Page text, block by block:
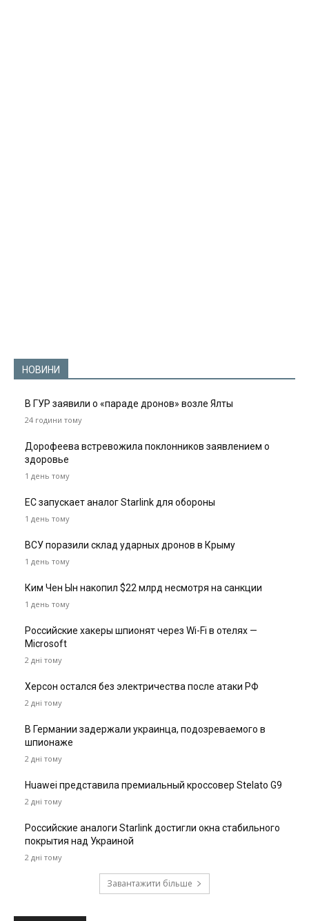
НОВИНИ
В ГУР заявили о «параде дронов» возле Ялты
24 години тому
Дорофеева встревожила поклонников заявлением о
здоровье
1 день тому
ЕС запускает аналог Starlink для обороны
1 день тому
ВСУ поразили склад ударных дронов в Крыму
1 день тому
Ким Чен Ын накопил $22 млрд несмотря на санкции
1 день тому
Российские хакеры шпионят через Wi-Fi в отелях —
Microsoft
2 дні тому
Херсон остался без электричества после атаки РФ
2 дні тому
В Германии задержали украинца, подозреваемого в
шпионаже
2 дні тому
Huawei представила премиальный кроссовер Stelato G9
2 дні тому
Российские аналоги Starlink достигли окна стабильного
покрытия над Украиной
2 дні тому
Завантажити більше